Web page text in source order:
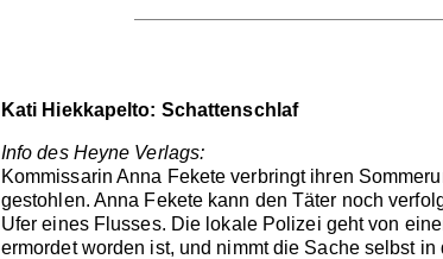
Kati Hiekkapelto: Schattenschlaf
Info des Heyne Verlags:
Kommissarin Anna Fekete verbringt ihren
gestohlen. Anna Fekete kann den Täter noch
Ufer eines Flusses. Die lokale Polizei geht von
ermordet worden ist, und nimmt die Sache selbst